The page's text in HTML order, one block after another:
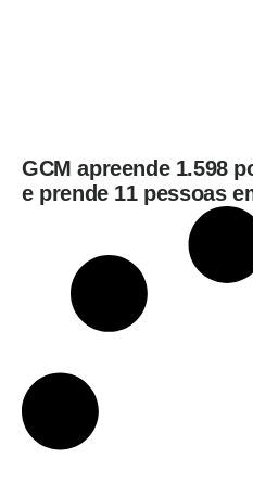
GCM apreende 1.598
e prende 11 pessoas